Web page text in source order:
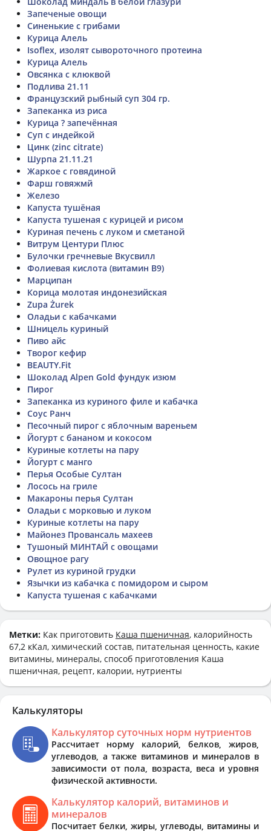
Запеченые овощи
Синенькие с грибами
Курица Алель
Isoflex, изолят сывороточного протеина
Курица Алель
Овсянка с клюквой
Подлива 21.11
Французский рыбный суп 304 гр.
Запеканка из риса
Курица ? запечённая
Суп с индейкой
Цинк (zinc citrate)
Шурпа 21.11.21
Жаркое с говядиной
Фарш говяжмй
Железо
Капуста тушёная
Капуста тушеная с курицей и рисом
Куриная печень с луком и сметаной
Витрум Центури Плюс
Булочки гречневые Вкусвилл
Фолиевая кислота (витамин B9)
Марципан
Корица молотая индонезийская
Zupa Żurek
Оладьи с кабачками
Шницель куриный
Пиво айс
Творог кефир
BEAUTY.Fit
Шоколад Alpen Gold фундук изюм
Пирог
Запеканка из куриного филе и кабачка
Соус Ранч
Песочный пирог с яблочным вареньем
Йогурт с бананом и кокосом
Куриные котлеты на пару
Йогурт с манго
Перья Особые Султан
Лосось на гриле
Макароны перья Султан
Оладьи с морковью и луком
Куриные котлеты на пару
Майонез Провансаль махеев
Тушоный МИНТАЙ с овощами
Овощное рагу
Рулет из куриной грудки
Язычки из кабачка с помидором и сыром
Капуста тушеная с кабачками
Метки: Как приготовить Каша пшеничная, калорийность
67,2 кКал, химический состав, питательная ценность, какие
витамины, минералы, способ приготовления Каша
пшеничная, рецепт, калории, нутриенты
Калькуляторы
Калькулятор суточных норм нутриентов
Рассчитает норму калорий, белков, жиров,
углеводов, а также витаминов и минералов в
зависимости от пола, возраста, веса и уровня
физической активности.
Калькулятор калорий, витаминов и
минералов
Посчитает белки, жиры, углеводы, витамины и